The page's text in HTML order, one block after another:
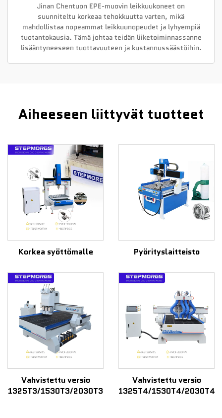
Jinan Chentuon EPE-muovin leikkuukoneet on
suunniteltu korkeaa tehokkuutta varten, mikä
mahdollistaa nopeammat leikkuunopeudet ja lyhyempiä
tuotantokausia. Tämä johtaa teidän liiketoiminnassanne
lisääntyneeseen tuottavuuteen ja kustannussäästöihin.
Aiheeseen liittyvät tuotteet
Korkea syöttömalle Pyörityslaitteisto
Vahvistettu versio
1325T3/1530T3/2030T3
Vahvistettu versio
1325T4/1530T4/2030T4